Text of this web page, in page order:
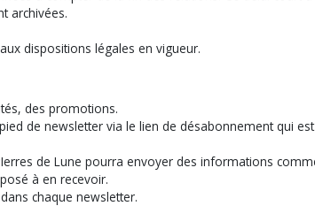
archivées.
dispositions légales en vigueur.
des promotions.
de newsletter via le lien de désabonnement qui
de Lune pourra envoyer des informations
à en recevoir.
chaque newsletter.